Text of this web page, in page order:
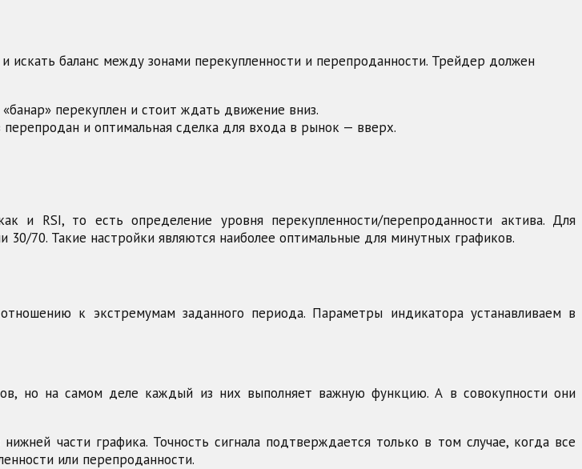
баланс между зонами перекупленности и перепроданности. Трейдер должен
перекуплен и стоит ждать движение вниз.
и оптимальная сделка для входа в рынок — вверх.
и RSI, то есть определение уровня перекупленности/перепроданности актива. Для
70. Такие настройки являются наиболее оптимальные для минутных графиков.
к экстремумам заданного периода. Параметры индикатора устанавливаем в
но на самом деле каждый из них выполняет важную функцию. А в совокупности они
части графика. Точность сигнала подтверждается только в том случае, когда все
или перепроданности.